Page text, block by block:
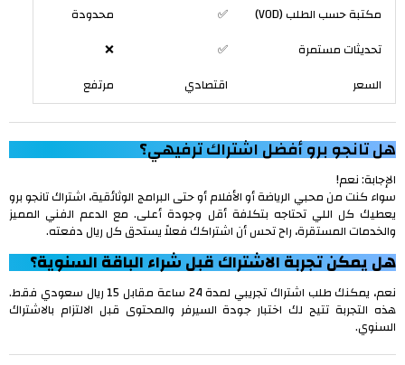
مكتبة حسب الطلب (VOD)
✅
محدودة
تحديثات مستمرة
✅
❌
السعر
اقتصادي مرتفع
هل تانجو برو أفضل اشتراك ترفيهي؟
الإجابة: نعم!
سواء كنت من محبي الرياضة أو الأفلام أو حتى البرامج الوثائقية، اشتراك تانجو برو
يعطيك كل اللي تحتاجه بتكلفة أقل وجودة أعلى. مع الدعم الفني المميز
والخدمات المستقرة، راح تحس أن اشتراكك فعلاً يستحق كل ريال دفعته.
هل يمكن تجربة الاشتراك قبل شراء الباقة السنوية؟
نعم، يمكنك طلب اشتراك تجريبي لمدة 24 ساعة مقابل 15 ريال سعودي فقط.
هذه التجربة تتيح لك اختبار جودة السيرفر والمحتوى قبل الالتزام بالاشتراك
السنوي.